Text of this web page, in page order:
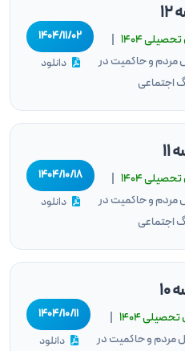
۱۴۰۴
مردم و حاکمیت در
اجتماعی
۱۴۰۴/۱۱/۰۲
دانلود
۱۴۰۴
مردم و حاکمیت در
اجتماعی
۱۴۰۴/۱۰/۱۸
دانلود
۱۴۰۴
مردم و حاکمیت در
۱۴۰۴/۱۰/۱۱
دانلود